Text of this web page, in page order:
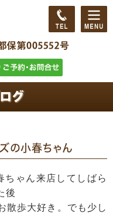
の小春ちゃん
ちゃん来店してしばら
後
散歩大好き。でも少し